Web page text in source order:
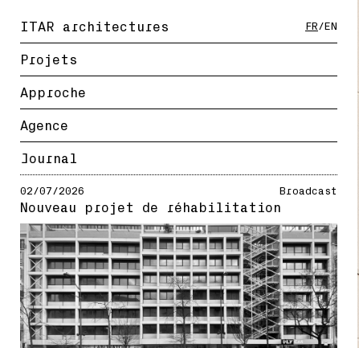
ITAR architectures FR/EN
Projets
Approche
Agence
Journal
02/07/2026 Broadcast
Nouveau projet de réhabilitation